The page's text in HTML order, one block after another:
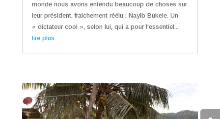
monde nous avons entendu beaucoup de choses sur
leur président, fraichement réélu : Nayib Bukele. Un
« dictateur cool », selon lui, qui a pour l'essentiel...
lire plus